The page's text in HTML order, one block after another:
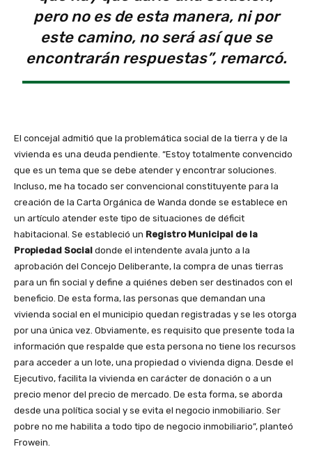
pero no es de esta manera, ni por
este camino, no será así que se
encontrarán respuestas”, remarcó.
El concejal admitió que la problemática social de la tierra y de la
vivienda es una deuda pendiente. “Estoy totalmente convencido
que es un tema que se debe atender y encontrar soluciones.
Incluso, me ha tocado ser convencional constituyente para la
creación de la Carta Orgánica de Wanda donde se establece en
un artículo atender este tipo de situaciones de déficit
habitacional. Se estableció un Registro Municipal de la
Propiedad Social donde el intendente avala junto a la
aprobación del Concejo Deliberante, la compra de unas tierras
para un fin social y define a quiénes deben ser destinados con el
beneficio. De esta forma, las personas que demandan una
vivienda social en el municipio quedan registradas y se les otorga
por una única vez. Obviamente, es requisito que presente toda la
información que respalde que esta persona no tiene los recursos
para acceder a un lote, una propiedad o vivienda digna. Desde el
Ejecutivo, facilita la vivienda en carácter de donación o a un
precio menor del precio de mercado. De esta forma, se aborda
desde una política social y se evita el negocio inmobiliario. Ser
pobre no me habilita a todo tipo de negocio inmobiliario”, planteó
Frowein.